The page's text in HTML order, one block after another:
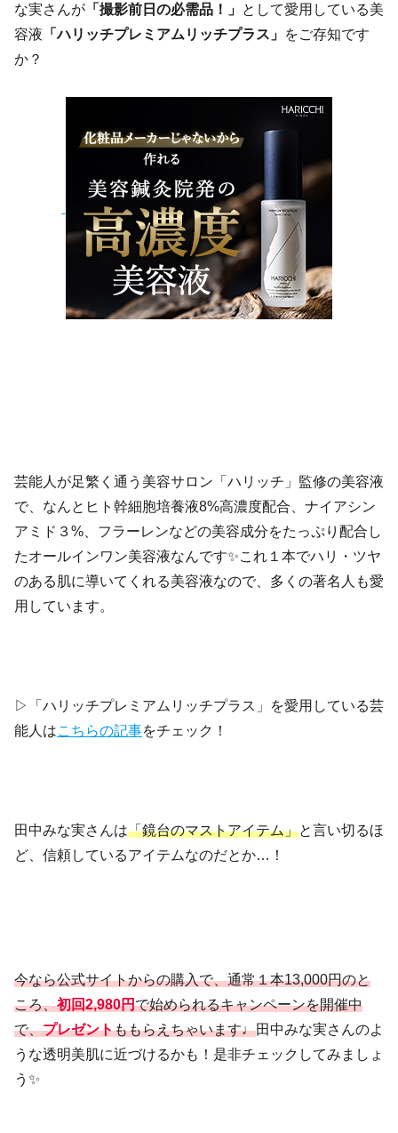
な実さんが 「撮影前日の必需品！」 として愛用している美
容液 「ハリッチプレミアムリッチプラス」 をご存知です
か？
芸能人が足繁く通う美容サロン「ハリッチ」監修の美容液
で、なんとヒト幹細胞培養液8%高濃度配合、ナイアシン
アミド３%、フラーレンなどの美容成分をたっぷり配合し
たオールインワン美容液なんです✨これ１本でハリ・ツヤ
のある肌に導いてくれる美容液なので、多くの著名人も愛
用しています。
▷「ハリッチプレミアムリッチプラス」を愛用している芸
能人はこちらの記事をチェック！
田中みな実さんは「鏡台のマストアイテム」と言い切るほ
ど、信頼しているアイテムなのだとか…！
今なら公式サイトからの購入で、通常１本13,000円のと
ころ、初回2,980円で始められるキャンペーンを開催中
で、プレゼントももらえちゃいます♩田中みな実さんのよ
うな透明美肌に近づけるかも！是非チェックしてみましょ
う✨